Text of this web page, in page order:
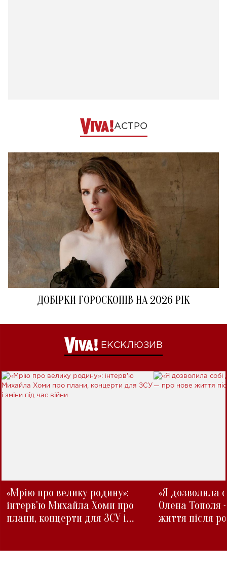
АСТРО
ДОБІРКИ ГОРОСКОПІВ НА 2026 РІК
ЕКСКЛЮЗИВ
«Мрію про велику родину»:
інтерв'ю Михайла Хоми про
плани, концерти для ЗСУ і
«Я дозволила
Олена Тополя
життя після